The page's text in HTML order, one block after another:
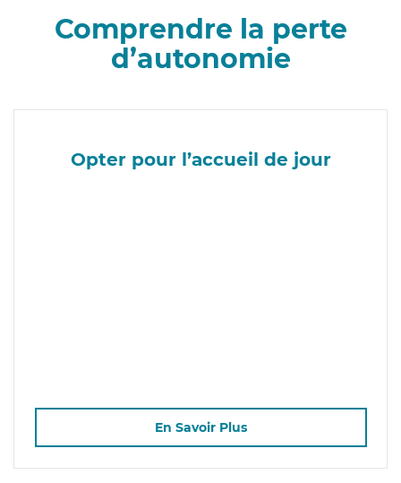
Comprendre la perte
d’autonomie
Opter pour l’accueil de jour
En Savoir Plus